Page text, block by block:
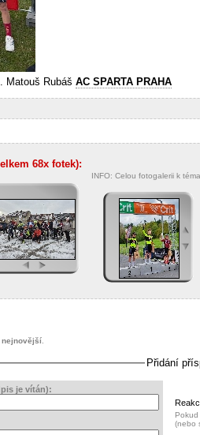
Matouš Rubáš AC SPARTA PRAHA
68x fotek):
INFO: Celou fotogalerii k
nejnovější.
Přidání
je vítán):
(nebo